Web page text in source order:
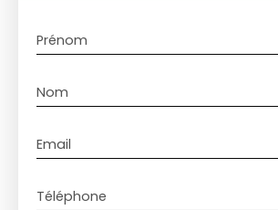
Prénom
Nom
Email
Téléphone